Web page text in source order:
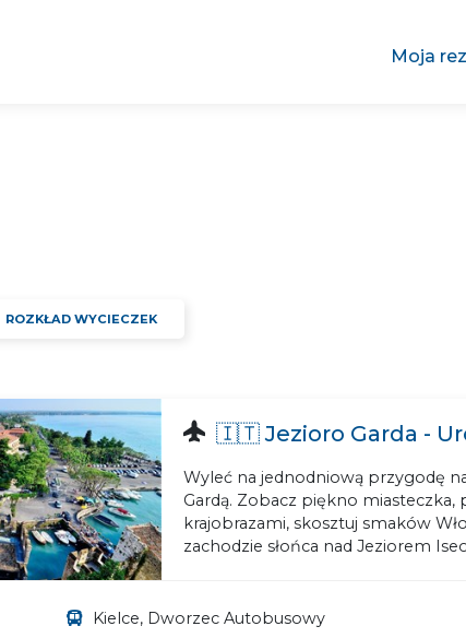
Moja
ROZKŁAD WYCIECZEK
🇮🇹 Jezioro Garda -
Wyleć na jednodniową przygodę
Gardą. Zobacz piękno
krajobrazami, skosztuj smaków
zachodzie słońca nad Jeziorem
Kielce, Dworzec Autobusowy